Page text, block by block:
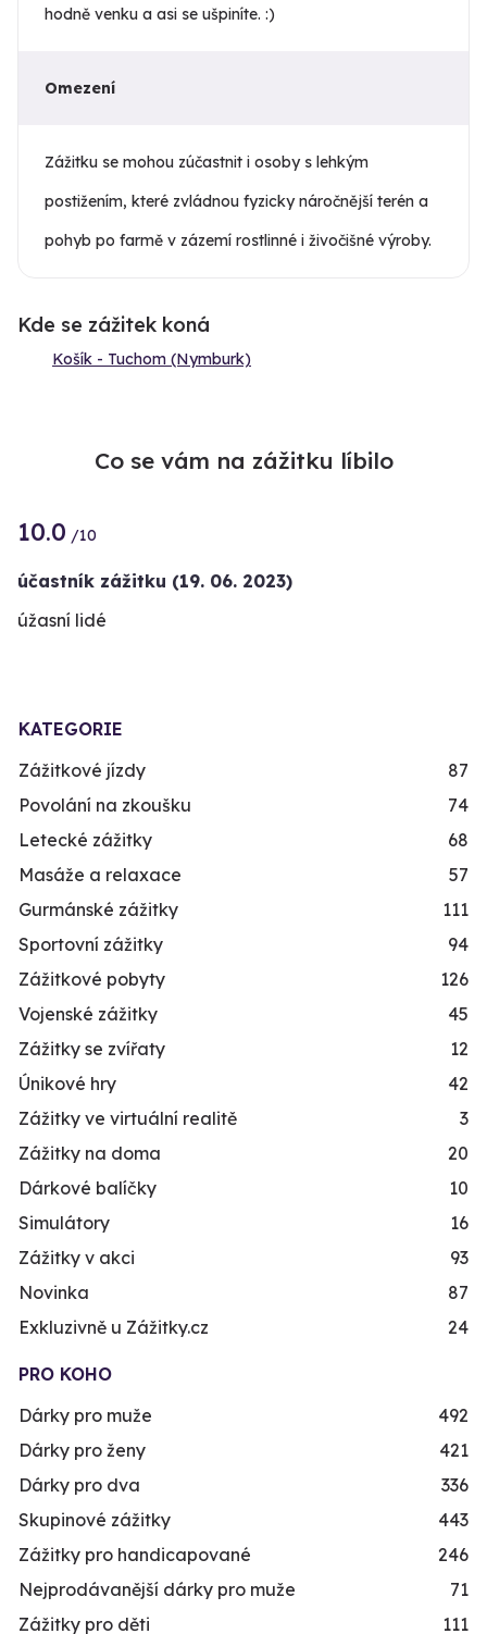
hodně venku a asi se ušpiníte. :)
Omezení
Zážitku se mohou zúčastnit i osoby s lehkým
postižením, které zvládnou fyzicky náročnější terén a
pohyb po farmě v zázemí rostlinné i živočišné výroby.
Kde se zážitek koná
Košík - Tuchom (Nymburk)
Co se vám na zážitku líbilo
10.0 /10
účastník zážitku (19. 06. 2023)
úžasní lidé
KATEGORIE
Zážitkové jízdy
87
Povolání na zkoušku
74
Letecké zážitky
68
Masáže a relaxace
57
Gurmánské zážitky
111
Sportovní zážitky
94
Zážitkové pobyty
126
Vojenské zážitky
45
Zážitky se zvířaty
12
Únikové hry
42
Zážitky ve virtuální realitě
3
Zážitky na doma
20
Dárkové balíčky
10
Simulátory
16
Zážitky v akci
93
Novinka
87
Exkluzivně u Zážitky.cz
24
PRO KOHO
Dárky pro muže
492
Dárky pro ženy
421
Dárky pro dva
336
Skupinové zážitky
443
Zážitky pro handicapované
246
Nejprodávanější dárky pro muže
71
Zážitky pro děti
111